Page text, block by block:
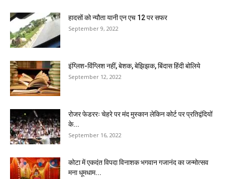
हादसों को न्यौता यानी एन एच 12 पर सफर
September 9, 2022
इंग्लिश-विंग्लिश नहीं, बेशक, बेझिझक, बिंदास हिंदी बोलिये
September 12, 2022
रोजर फेडररः चेहरे पर मंद मुस्कान लेकिन कोर्ट पर प्रतिद्वंदियों
के...
September 16, 2022
कोटा में एकदंत विपदा विनाशक भगवान गजानंद का जन्मोत्सव
मना धूमधाम...